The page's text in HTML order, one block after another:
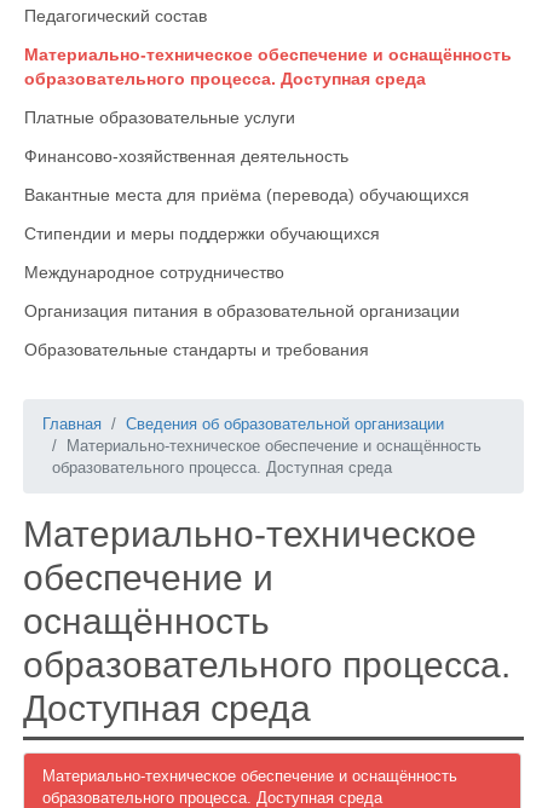
Педагогический состав
Материально-техническое обеспечение и оснащённость
образовательного процесса. Доступная среда
Платные образовательные услуги
Финансово-хозяйственная деятельность
Вакантные места для приёма (перевода) обучающихся
Стипендии и меры поддержки обучающихся
Международное сотрудничество
Организация питания в образовательной организации
Образовательные стандарты и требования
Главная
Сведения об образовательной организации
Материально-техническое обеспечение и оснащённость
образовательного процесса. Доступная среда
Материально-техническое
обеспечение и
оснащённость
образовательного процесса.
Доступная среда
Материально-техническое обеспечение и оснащённость
образовательного процесса. Доступная среда